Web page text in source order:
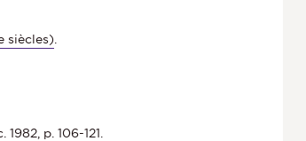
siècles)
p. 106-121.